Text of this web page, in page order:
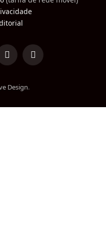
InstagramTikTok
Design.